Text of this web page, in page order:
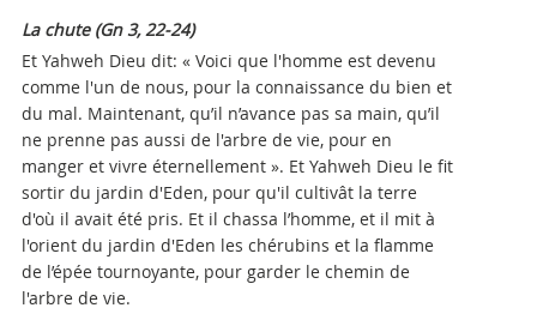
La chute (Gn 3, 22-24)
Et Yahweh Dieu dit: « Voici que l'homme est devenu
comme l'un de nous, pour la connaissance du bien et
du mal. Maintenant, qu’il n’avance pas sa main, qu’il
ne prenne pas aussi de l'arbre de vie, pour en
manger et vivre éternellement ». Et Yahweh Dieu le fit
sortir du jardin d'Eden, pour qu'il cultivât la terre
d'où il avait été pris. Et il chassa l’homme, et il mit à
l'orient du jardin d'Eden les chérubins et la flamme
de l’épée tournoyante, pour garder le chemin de
l'arbre de vie.